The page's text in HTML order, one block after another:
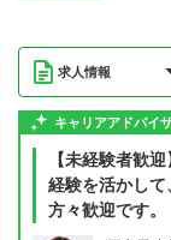
求人情報
キャリアアドバイ
【未経験者歓
経験を活かし
方々歓迎です。